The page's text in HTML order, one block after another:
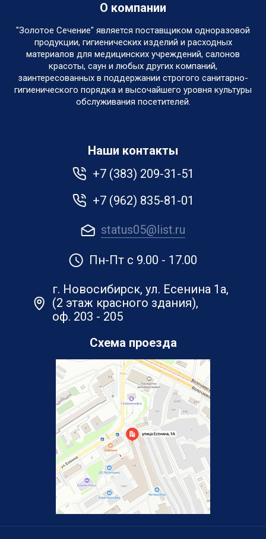
О компании
"Золотое Сечение" является поставщиком одноразовой
продукции, гигиенических изделий и расходных
материалов для медицинских учреждений, салонов
красоты, саун и любых других компаний,
заинтересованных в поддержании строгого санитарно-
гигиенического порядка и высочайшего уровня культуры
обслуживания посетителей.
Наши контакты
+7 (383) 209-31-51
+7 (962) 835-81-01
status05@list.ru
Пн-Пт с 9.00 - 17.00
г. Новосибирск, ул. Есенина 1а,
(2 этаж красного здания),
оф. 203 - 205
Схема проезда